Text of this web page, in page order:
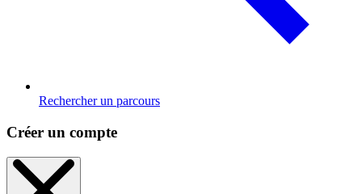
Rechercher un parcours
Créer un compte